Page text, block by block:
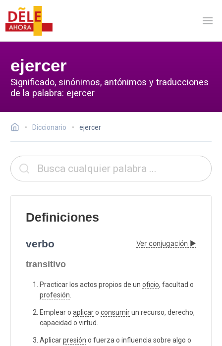
ejercer
Significado, sinónimos, antónimos y traducciones
de la palabra: ejercer
Diccionario ejercer
Definiciones
verbo Ver conjugación ▶
transitivo
Practicar los actos propios de un oficio, facultad o
profesión
Emplear o aplicaro consumirun recurso, derecho,
capacidad o virtud.
Aplicarpresión o fuerza o influencia sobre algo o